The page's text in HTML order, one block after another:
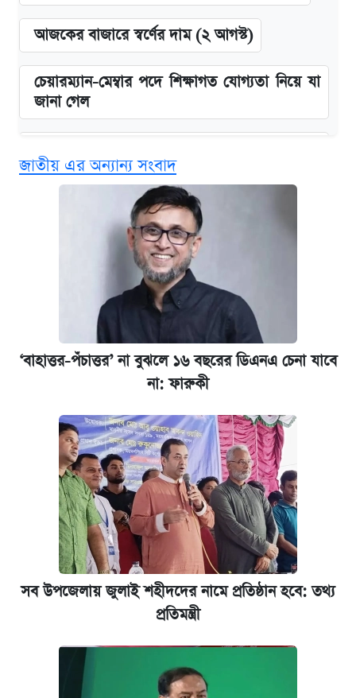
আজকের বাজারে স্বর্ণের দাম (২ আগস্ট)
চেয়ারম্যান-মেম্বার পদে শিক্ষাগত যোগ্যতা নিয়ে যা
জানা গেল
ভাতা
ঢাবির সূর্যসেন হলে সমকামিতার অভিযোগে দুইজন
দেশের বাজারে ফের বেড়েছে সোনার দাম
‘গুলশানের চামেলি’ তে যৌনকর্মীর দালাল অ্যাডলফ
খান
ভাতা-উপবৃত্তির আবেদন শুরু, জেনে নিন পদ্ধতি
আজ শুক্রবার রাজধানীর যেসব মার্কেট-দোকানপাট
কবে শুরু হচ্ছে ঢাবির ভর্তি আবেদন, জানাল কর্তৃপক্ষ
নবম পে স্কেল বাস্তবায়ন চূড়ান্ত পর্যায়ে, যা জানালেন
অর্থমন্ত্রী
জুলাই স্মৃতি জাদুঘরে যেতে টিকিট কাটবেন যেভাবে
যুক্তরাষ্ট্র থেকে আরও ২৩ বাংলাদেশিকে দেশে
ফেরত পাঠানো হলো
জাতীয় এর অন্যান্য সংবাদ
‘বাহাত্তর-পঁচাত্তর’ না বুঝলে ১৬ বছরের ডিএনএ চেনা যাবে
না: ফারুকী
সব উপজেলায় জুলাই শহীদদের নামে প্রতিষ্ঠান হবে: তথ্য
প্রতিমন্ত্রী